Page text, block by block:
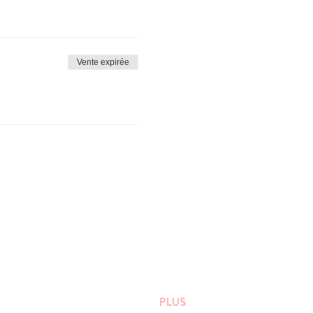
vous tiendrons informés
Vente expirée
PLUS